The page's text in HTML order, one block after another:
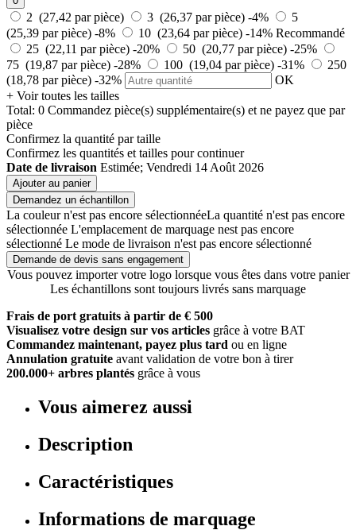
2 (27,42 par pièce) 3 (26,37 par pièce) -4%
5
(25,39 par pièce) -8% 10 (23,64 par pièce) -14% Recommandé
25 (22,11 par pièce) -20% 50 (20,77 par pièce) -25%
75 (19,87 par pièce) -28% 100 (19,04 par pièce) -31%
250
(18,78 par pièce) -32%
OK
+ Voir toutes les tailles
Total: 0 Commandez pièce(s) supplémentaire(s) et ne payez que par
pièce
Confirmez la quantité par taille
Confirmez les quantités et tailles pour continuer
Date de livraison Estimée; Vendredi 14 Août 2026
Ajouter au panier
Demandez un échantillon
La couleur n'est pas encore sélectionnéeLa quantité n'est pas encore
sélectionnée L'emplacement de marquage nest pas encore
sélectionné Le mode de livraison n'est pas encore sélectionné
Demande de devis sans engagement
Vous pouvez importer votre logo lorsque vous êtes dans votre panier
Les échantillons sont toujours livrés sans marquage
Frais de port gratuits à partir de € 500
Visualisez votre design sur vos articles grâce à votre BAT
Commandez maintenant, payez plus tard ou en ligne
Annulation gratuite avant validation de votre bon à tirer
200.000+ arbres plantés grâce à vous
Vous aimerez aussi
Description
Caractéristiques
Informations de marquage